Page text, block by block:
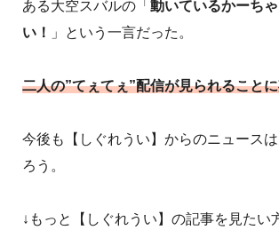
ある大空スバルの「 動いているかーち
い！
」という一言だった。
二人の”てぇてぇ”配信が見られること
今後も【しぐれうい】からのニュース
ろう。
↓もっと【しぐれうい】の記事を見たい